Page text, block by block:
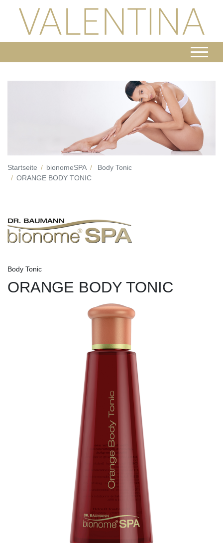
Startseite bionomeSPA
Body Tonic
ORANGE BODY TONIC
Body Tonic
ORANGE BODY TONIC